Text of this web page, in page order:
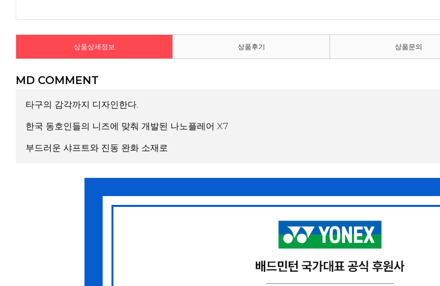
상품상세정보 상품후기 상품문의
MD COMMENT
타구의 감각까지 디자인한다.
한국 동호인들의 니즈에 맞춰 개발된 나노플레어 X7
부드러운 샤프트와 진동 완화 소재로